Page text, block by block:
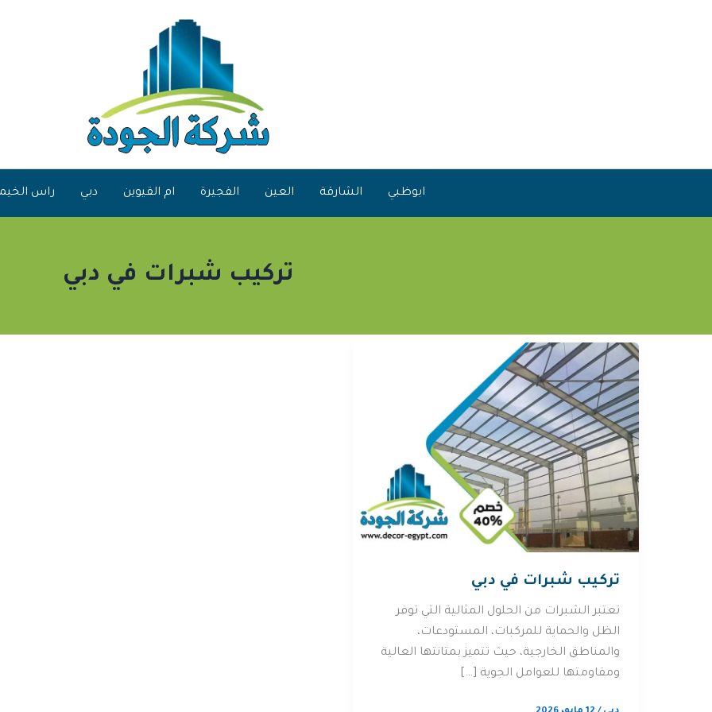
ابوظبي الشارقة العين الفجيرة ام القيوين دبي راس
تركيب شبرات في دبي
تركيب شبرات في دبي
تعتبر الشبرات من الحلول المثالية التي توفر
الظل والحماية للمركبات، المستودعات،
والمناطق الخارجية، حيث تتميز بمتانتها العالية
ومقاومتها للعوامل الجوية […]